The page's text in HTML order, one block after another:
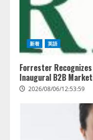
新着 英語
Forrester
Inaugural B2B
2026/08/06/12:53:59